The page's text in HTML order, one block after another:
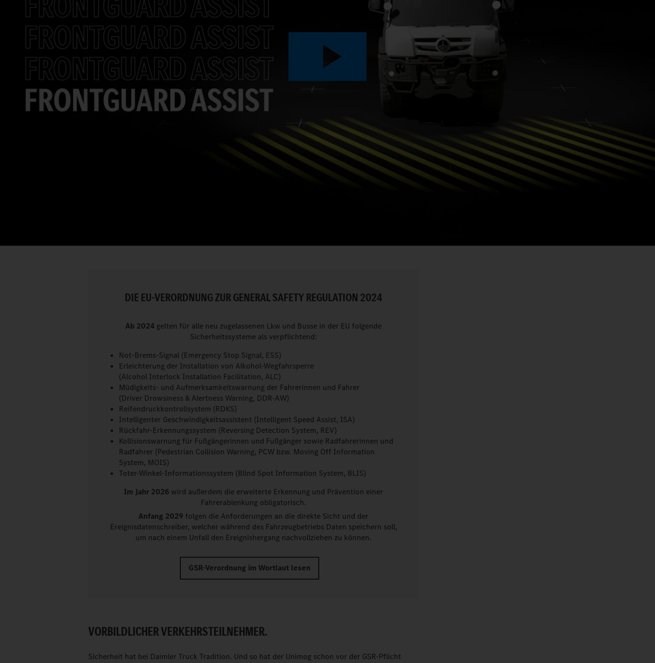
Play
DIE EU-VERORDNUNG ZUR GENERAL SAFETY REGULATION 2024
Ab 2024 gelten für alle neu zugelassenen Lkw und Busse in der EU folgende
Sicherheitssysteme als verpflichtend:
Not-Brems-Signal (Emergency Stop Signal, ESS)
Erleichterung der Installation von Alkohol-Wegfahrsperre
(Alcohol Interlock Installation Facilitation, ALC)
Müdigkeits- und Aufmerksamkeitswarnung der Fahrerinnen und Fahrer
(Driver Drowsiness & Alertness Warning, DDR-AW)
Reifendruckkontrollsystem (RDKS)
Intelligenter Geschwindigkeitsassistent (Intelligent Speed Assist, ISA)
Rückfahr-Erkennungssystem (Reversing Detection System, REV)
Kollisionswarnung für Fußgängerinnen und Fußgänger sowie Radfahrerinnen und
Radfahrer (Pedestrian Collision Warning, PCW bzw. Moving Off Information
System, MOIS)
Toter-Winkel-Informationssystem (Blind Spot Information System, BLIS)
Im Jahr 2026 wird außerdem die erweiterte Erkennung und Prävention einer
Fahrerablenkung obligatorisch.
Anfang 2029 folgen die Anforderungen an die direkte Sicht und der
Ereignisdatenschreiber, welcher während des Fahrzeugbetriebs Daten speichern soll,
um nach einem Unfall den Ereignishergang nachvollziehen zu können.
GSR-Verordnung im Wortlaut lesen
VORBILDLICHER VERKEHRSTEILNEHMER.
Sicherheit hat bei Daimler Truck Tradition. Und so hat der Unimog schon vor der GSR-Pflicht